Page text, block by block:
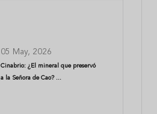
05 May, 2026
Cinabrio: ¿El mineral que preservó
a la Señora de Cao? ...